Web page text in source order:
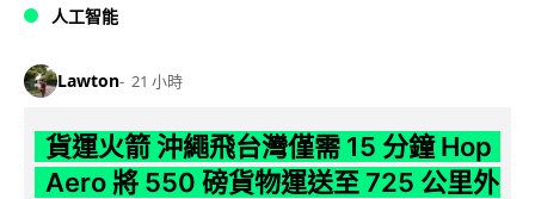
人工智能
Lawton 21 小時
貨運火箭 沖繩飛台灣僅需 15 分鐘 Hop
Aero 將 550 磅貨物運送至 725 公里外